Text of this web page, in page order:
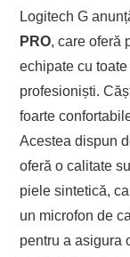
Logitech G
PRO, care oferă
echipate cu
profesioniști.
foarte
Acestea dispun
oferă o calitate
piele sintetică,
un microfon de
pentru a asigura